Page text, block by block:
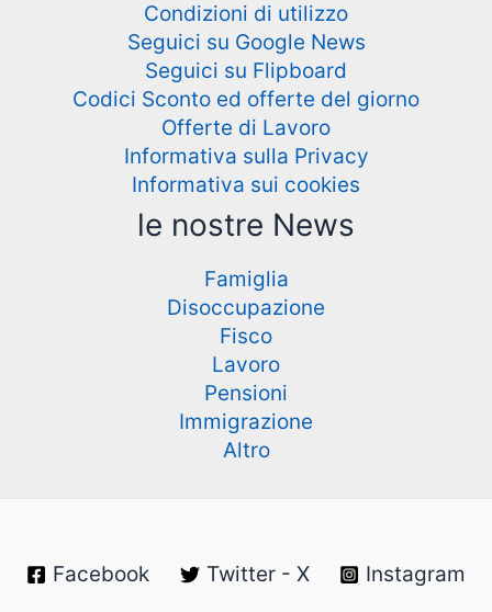
Condizioni di utilizzo
Seguici su Google News
Seguici su Flipboard
Codici Sconto ed offerte del giorno
Offerte di Lavoro
Informativa sulla Privacy
Informativa sui cookies
le nostre News
Famiglia
Disoccupazione
Fisco
Lavoro
Pensioni
Immigrazione
Altro
Facebook Twitter - X Instagram